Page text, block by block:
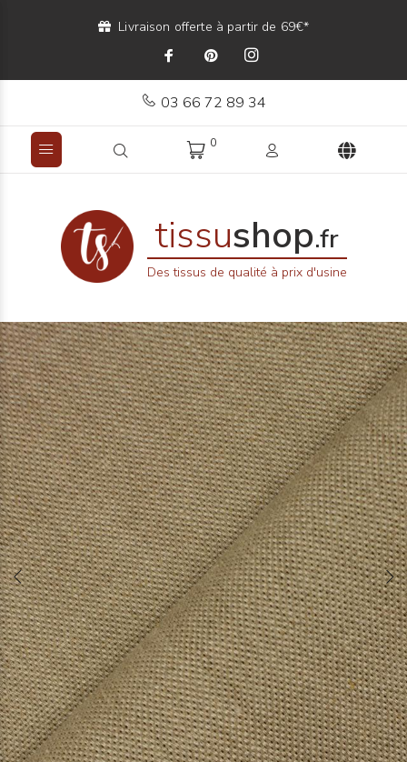
Livraison offerte à partir de 69€*
03 66 72 89 34
0
tissushop.fr
Des tissus de qualité à prix d'usine